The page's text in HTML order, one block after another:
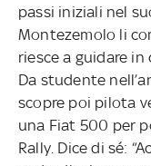
passi iniziali nel
Montezemolo li
riesce a guidare
Da studente
scopre poi pilota
una Fiat 500 per
Rally. Dice di sé: